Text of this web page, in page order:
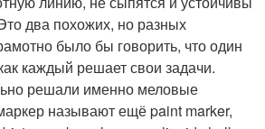
два похожих, но разных
было бы говорить, что один
каждый решает свои задачи.
решали именно меловые
называют ещё paint marker,